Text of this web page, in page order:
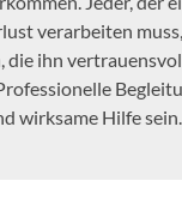
verarbeiten
die ihn
wirksame Hilfe sein.